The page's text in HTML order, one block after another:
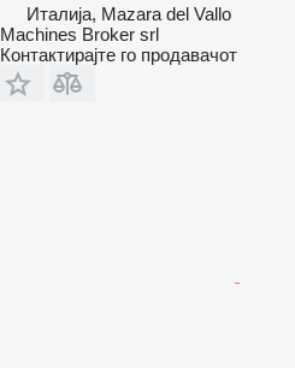
Италија, Mazara del Vallo
Machines Broker srl
Контактирајте го продавачот